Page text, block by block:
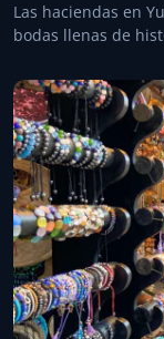
Las haciendas en
bodas llenas de